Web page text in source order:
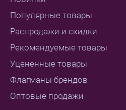
Популярные товары
Распродажи и скидки
Рекомендуемые товары
Уцененные товары
Флагманы брендов
Оптовые продажи